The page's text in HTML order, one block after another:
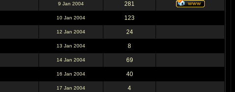
9 Jan 2004 281
10 Jan 2004 123
12 Jan 2004 24
13 Jan 2004 8
14 Jan 2004 69
16 Jan 2004 40
17 Jan 2004 4